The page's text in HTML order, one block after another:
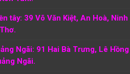
tây: 39 Võ Văn Kiệt, An Hoà, Ninh
Ngãi: 91 Hai Bà Trưng, Lê Hồng
Ngãi.